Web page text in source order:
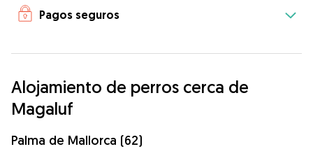
Pagos seguros
Alojamiento de perros cerca de
Magaluf
Palma de Mallorca (62)